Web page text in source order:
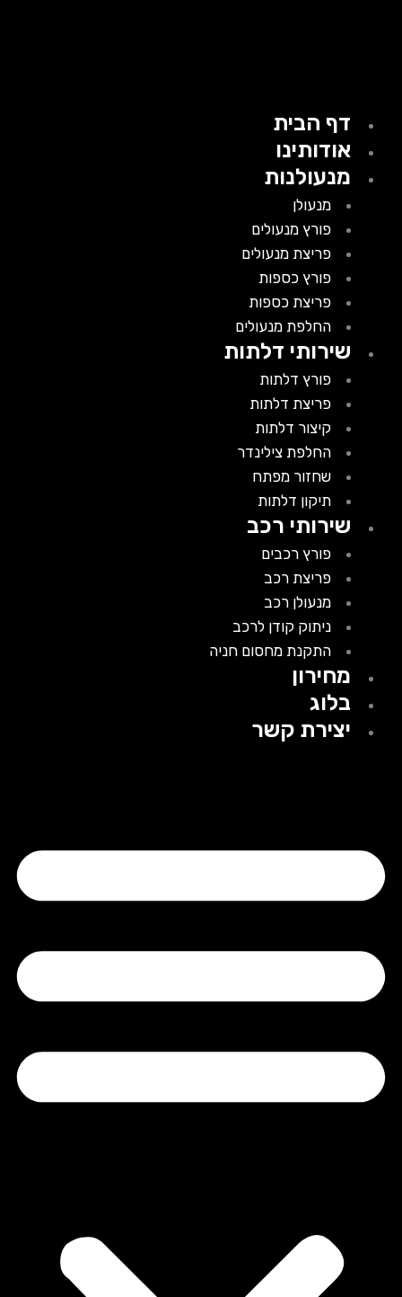
דף הבית
אודותינו
מנעולנות
מנעולן
פורץ מנעולים
פריצת מנעולים
פורץ כספות
פריצת כספות
החלפת מנעולים
שירותי דלתות
פורץ דלתות
פריצת דלתות
קיצור דלתות
החלפת צילינדר
שחזור מפתח
תיקון דלתות
שירותי רכב
פורץ רכבים
פריצת רכב
מנעולן רכב
ניתוק קודן לרכב
התקנת מחסום חניה
מחירון
בלוג
יצירת קשר